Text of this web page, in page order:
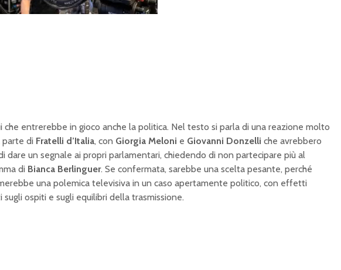
n
m
o
che entrerebbe in gioco anche la politica. Nel testo si parla di una reazione molto
parte di Fratelli d’Italia, con Giorgia Meloni e Giovanni Donzelli che avrebbero
dare un segnale ai propri parlamentari, chiedendo di non partecipare più al
di Bianca Berlinguer. Se confermata, sarebbe una scelta pesante, perché
una polemica televisiva in un caso apertamente politico, con effetti
sugli ospiti e sugli equilibri della trasmissione.